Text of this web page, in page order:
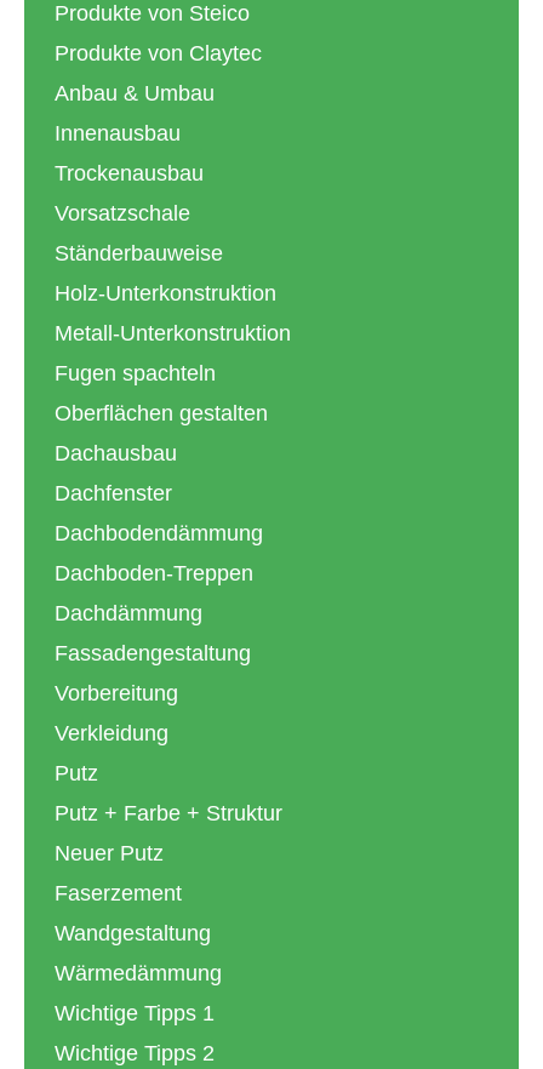
Produkte von Steico
Produkte von Claytec
Anbau & Umbau
Innenausbau
Trockenausbau
Vorsatzschale
Ständerbauweise
Holz-Unterkonstruktion
Metall-Unterkonstruktion
Fugen spachteln
Oberflächen gestalten
Dachausbau
Dachfenster
Dachbodendämmung
Dachboden-Treppen
Dachdämmung
Fassadengestaltung
Vorbereitung
Verkleidung
Putz
Putz + Farbe + Struktur
Neuer Putz
Faserzement
Wandgestaltung
Wärmedämmung
Wichtige Tipps 1
Wichtige Tipps 2